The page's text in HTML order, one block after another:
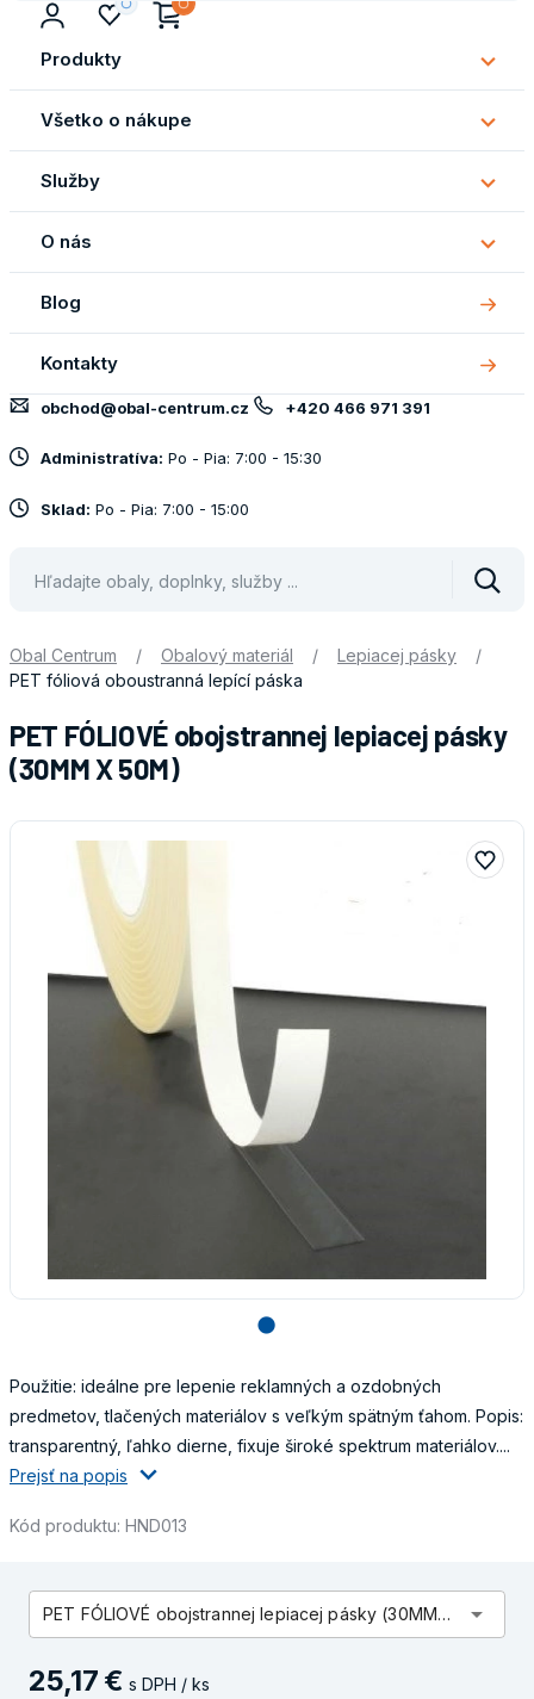
Produkty
Všetko o nákupe
o
Služby
O nás
O
nás
Blog
Kontakty
obchod@obal-centrum.cz +420 466 971 391
Administratíva: Po - Pia: 7:00 - 15:30
Sklad: Po - Pia: 7:00 - 15:00
Obal Centrum / Obalový materiál / Lepiacej pásky
/
PET fóliová oboustranná lepící páska
PET FÓLIOVÉ obojstrannej lepiacej pásky
(30MM X 50M)
lens
Použitie: ideálne pre lepenie reklamných a ozdobných
predmetov, tlačených materiálov s veľkým spätným ťahom. Popis:
transparentný, ľahko dierne, fixuje široké spektrum materiálov....
Prejsť na popis
Kód produktu: HND013
PET FÓLIOVÉ obojstrannej lepiacej pásky (30MM X 50M) arrow_drop_down
25,17 € s DPH / ks